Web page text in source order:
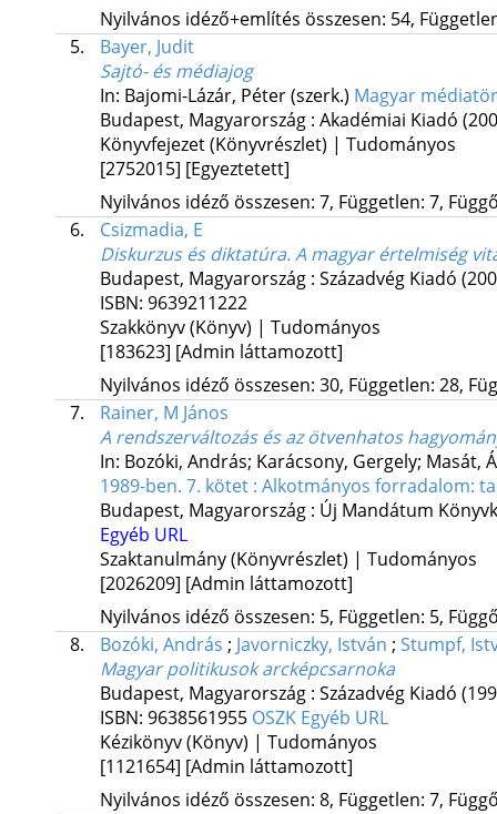
Nyilvános idéző+említés összesen: 54,
5.
Bayer, Judit
Sajtó- és médiajog
In: Bajomi-Lázár, Péter (szerk.) Magyar
Budapest, Magyarország : Akadémiai Kiadó
Könyvfejezet (Könyvrészlet) | Tudományos
[2752015] [Egyeztetett]
Nyilvános idéző összesen: 7, Független: 7,
6.
Csizmadia, E
Diskurzus és diktatúra. A magyar értelmiség
Budapest, Magyarország : Századvég Kiadó
ISBN: 9639211222
Szakkönyv (Könyv) | Tudományos
[183623] [Admin láttamozott]
Nyilvános idéző összesen: 30, Független: 28,
7.
Rainer, M János
A rendszerváltozás és az ötvenhatos
In: Bozóki, András; Karácsony, Gergely; Masát,
1989-ben. 7. kötet : Alkotmányos forradalom:
Budapest, Magyarország : Új Mandátum
Egyéb URL
Szaktanulmány (Könyvrészlet) | Tudományos
[2026209] [Admin láttamozott]
Nyilvános idéző összesen: 5, Független: 5,
8.
Bozóki, András ; Javorniczky, István ; Stumpf,
Magyar politikusok arcképcsarnoka
Budapest, Magyarország : Századvég Kiadó
ISBN: 9638561955 OSZK Egyéb URL
Kézikönyv (Könyv) | Tudományos
[1121654] [Admin láttamozott]
Nyilvános idéző összesen: 8, Független: 7,